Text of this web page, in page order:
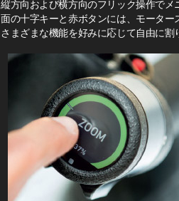
縦方向および横方向のフリック操作で
面の十字キーと赤ボタンには、モータ
さまざまな機能を好みに応じて自由に